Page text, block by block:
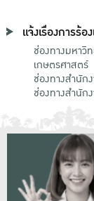
แจ้งเรื่องการร้
ช่องทางมหาวิ
เกษตรศาสตร์
ช่องทางสำนัก
ช่องทางสำนัก